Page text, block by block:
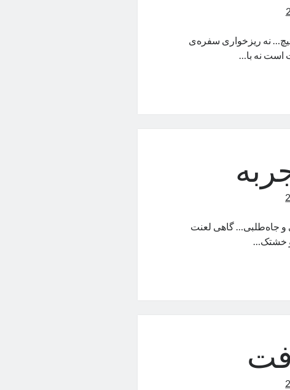
نه ریزخواری سفره‌ی
است نه با…
و جاه‌طلبی… گاهی لعنت
خشتک…